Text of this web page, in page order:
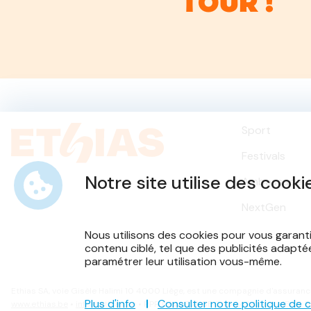
info@ethias.be • RPR Liège TVA BE 0404.484.654 - IBAN:
Notre site utilise des
Nous utilisons des cookies pour vous
contenu ciblé, tel que des publicités
paramétrer leur utilisation vous-même.
Plus d'info Consulter notre politique de